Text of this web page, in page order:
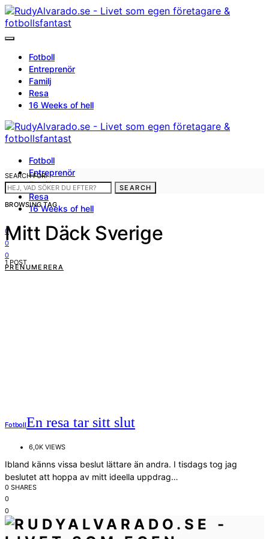
Fotboll
Entreprenör
Familj
Resa
16 Weeks of hell
Fotboll
Entreprenör
Familj
Resa
16 Weeks of hell
0
0
0
PRENUMERERA
SEARCH FOR:
SEARCH
BROWSING TAG
Mitt Däck Sverige
1 POST
FotbollEn resa tar sitt slut
6,0K VIEWS
Ibland känns vissa beslut lättare än andra. I tisdags tog jag
beslutet att hoppa av mitt ideella uppdrag…
0 SHARES
0
0